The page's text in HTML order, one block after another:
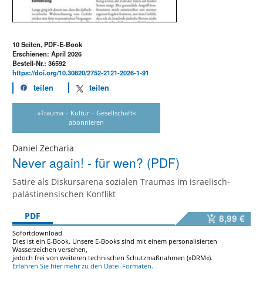
10 Seiten, PDF-E-Book
Erschienen: April 2026
Bestell-Nr.: 36592
https://doi.org/10.30820/2752-2121-2026-1-91
teilen teilen
»Trauma – Kultur – Gesellschaft«
abonnieren
Daniel Zecharia
Never again! - für wen? (PDF)
Satire als Diskursarena sozialen Traumas im israelisch-
palästinensischen Konflikt
PDF
8,99 €
Sofortdownload
Dies ist ein E-Book. Unsere E-Books sind mit einem personalisierten
Wasserzeichen versehen,
jedoch frei von weiteren technischen Schutzmaßnahmen (»DRM«).
Erfahren Sie hier mehr zu den Datei-Formaten.